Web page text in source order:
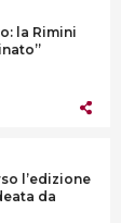
la Rimini
l’edizione
da